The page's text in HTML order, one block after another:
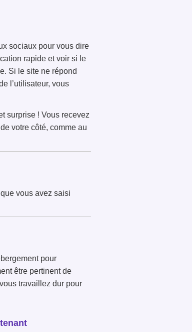
sociaux pour vous dire
rapide et voir si le
Si le site ne répond
l’utilisateur, vous
surprise ! Vous recevez
votre côté, comme au
vous avez saisi
pour
être pertinent de
travaillez dur pour